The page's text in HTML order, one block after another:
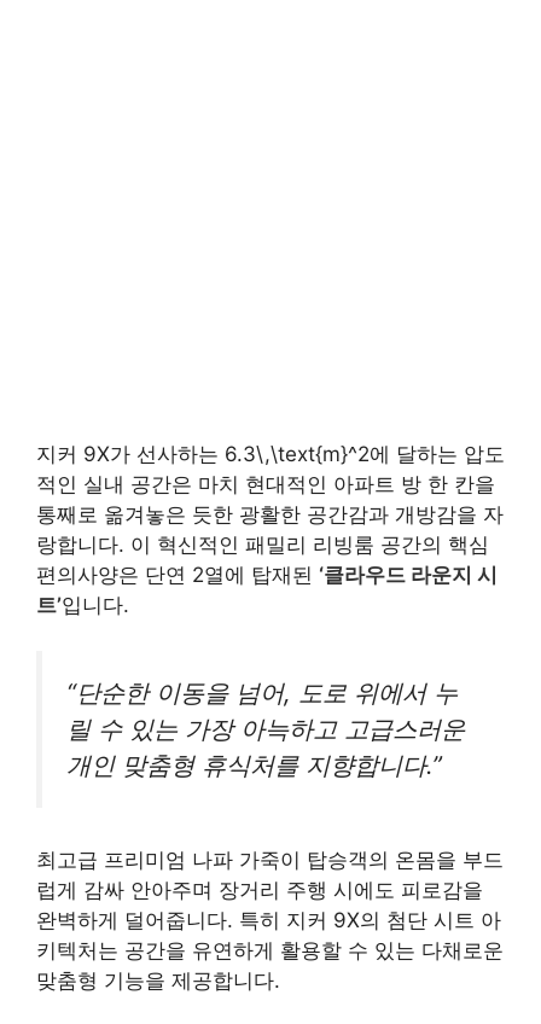
지커 9X가 선사하는 6.3\,\text{m}^2에 달하는 압도
적인 실내 공간은 마치 현대적인 아파트 방 한 칸을
통째로 옮겨놓은 듯한 광활한 공간감과 개방감을 자
랑합니다. 이 혁신적인 패밀리 리빙룸 공간의 핵심
편의사양은 단연 2열에 탑재된 ‘클라우드 라운지 시
트’입니다.
“단순한 이동을 넘어, 도로 위에서 누
릴 수 있는 가장 아늑하고 고급스러운
개인 맞춤형 휴식처를 지향합니다.”
최고급 프리미엄 나파 가죽이 탑승객의 온몸을 부드
럽게 감싸 안아주며 장거리 주행 시에도 피로감을
완벽하게 덜어줍니다. 특히 지커 9X의 첨단 시트 아
키텍처는 공간을 유연하게 활용할 수 있는 다채로운
맞춤형 기능을 제공합니다.